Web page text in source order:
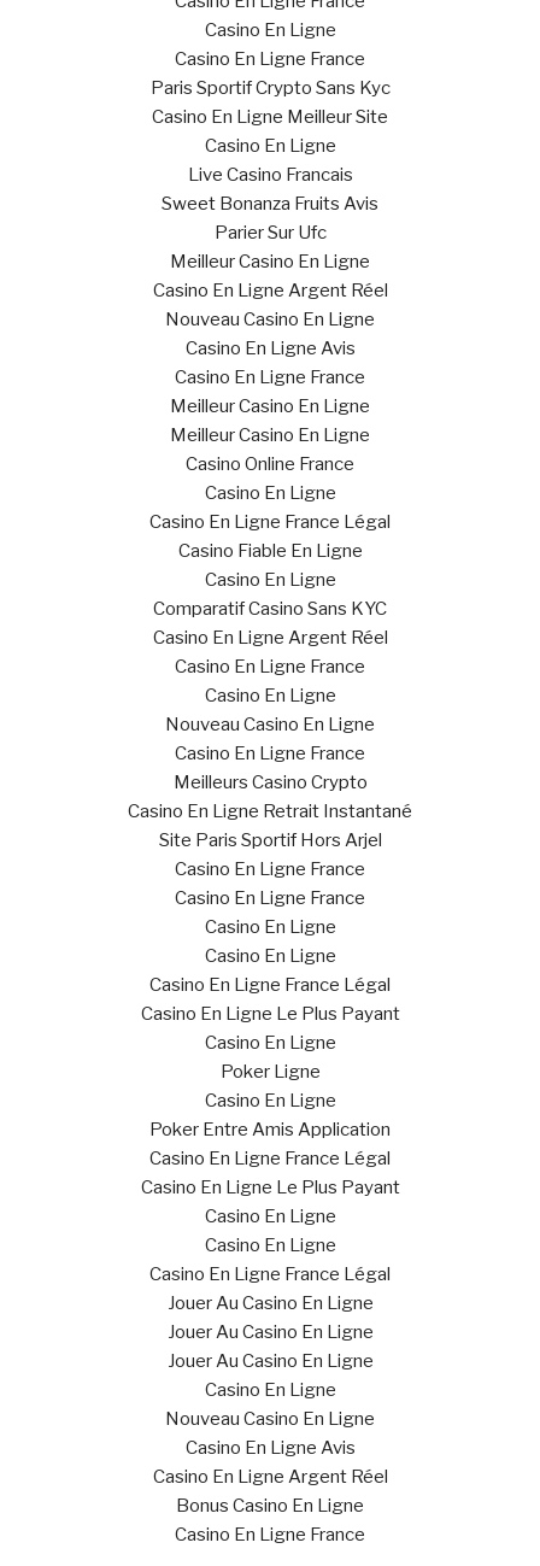
Casino En Ligne
Casino En Ligne France
Paris Sportif Crypto Sans Kyc
Casino En Ligne Meilleur Site
Casino En Ligne
Live Casino Francais
Sweet Bonanza Fruits Avis
Parier Sur Ufc
Meilleur Casino En Ligne
Casino En Ligne Argent Réel
Nouveau Casino En Ligne
Casino En Ligne Avis
Casino En Ligne France
Meilleur Casino En Ligne
Meilleur Casino En Ligne
Casino Online France
Casino En Ligne
Casino En Ligne France Légal
Casino Fiable En Ligne
Casino En Ligne
Comparatif Casino Sans KYC
Casino En Ligne Argent Réel
Casino En Ligne France
Casino En Ligne
Nouveau Casino En Ligne
Casino En Ligne France
Meilleurs Casino Crypto
Casino En Ligne Retrait Instantané
Site Paris Sportif Hors Arjel
Casino En Ligne France
Casino En Ligne France
Casino En Ligne
Casino En Ligne
Casino En Ligne France Légal
Casino En Ligne Le Plus Payant
Casino En Ligne
Poker Ligne
Casino En Ligne
Poker Entre Amis Application
Casino En Ligne France Légal
Casino En Ligne Le Plus Payant
Casino En Ligne
Casino En Ligne
Casino En Ligne France Légal
Jouer Au Casino En Ligne
Jouer Au Casino En Ligne
Jouer Au Casino En Ligne
Casino En Ligne
Nouveau Casino En Ligne
Casino En Ligne Avis
Casino En Ligne Argent Réel
Bonus Casino En Ligne
Casino En Ligne France